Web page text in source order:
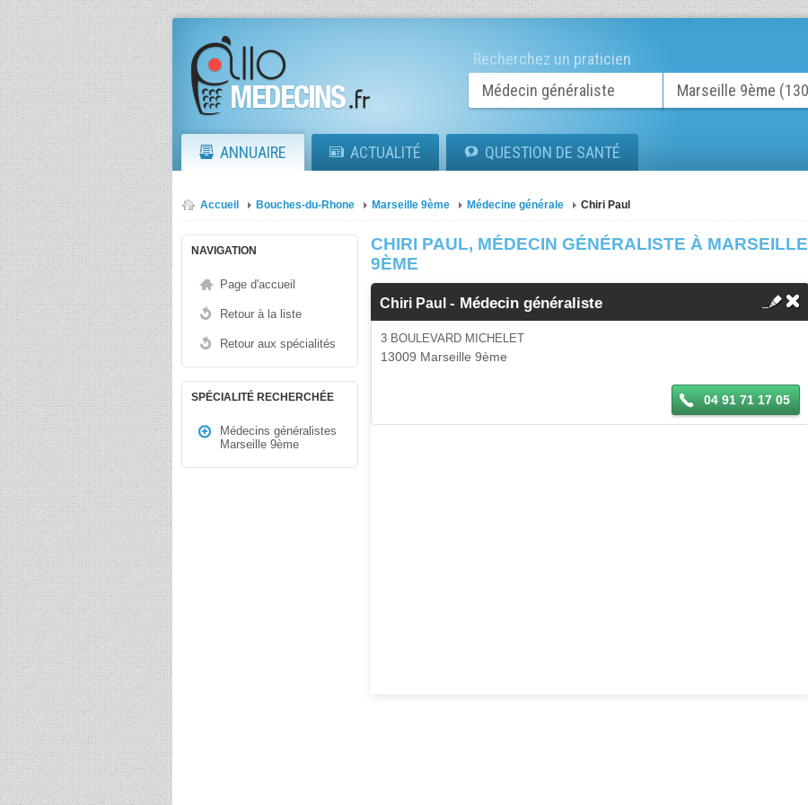
Recherchez un praticien
ANNUAIRE ACTUALITÉ QUESTION DE SANTÉ
Accueil Bouches-du-Rhone Marseille 9ème Médecine générale Chiri Paul
NAVIGATION
Page d'accueil
Retour à la liste
Retour aux spécialités
SPÉCIALITÉ RECHERCHÉE
Médecins généralistes
Marseille 9ème
CHIRI PAUL, MÉDECIN GÉNÉRALISTE À MARSEILLE
9ÈME
Chiri Paul- Médecin généraliste
3 BOULEVARD MICHELET
13009 Marseille 9ème
04 91 71 17 05